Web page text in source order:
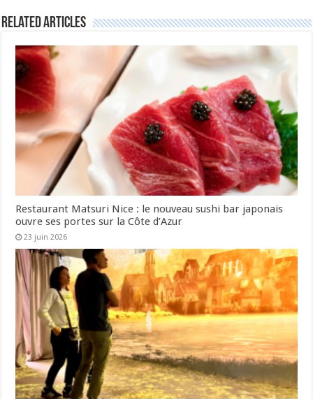
Related Articles
Restaurant Matsuri Nice : le nouveau sushi bar japonais
ouvre ses portes sur la Côte d’Azur
23 juin 2026